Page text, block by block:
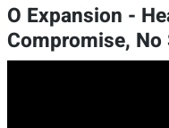
O Expansion -
Compromise,